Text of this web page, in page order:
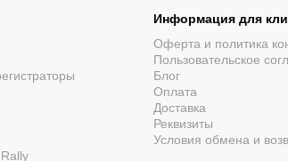
Информация для
Оферта и политика
Пользовательское
Блог
Оплата
Доставка
Реквизиты
Условия обмена и